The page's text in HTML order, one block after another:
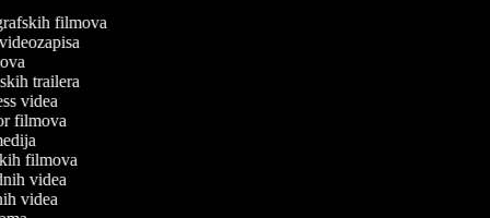
filmova
trailera
videa
filmova
filmova
videa
videa